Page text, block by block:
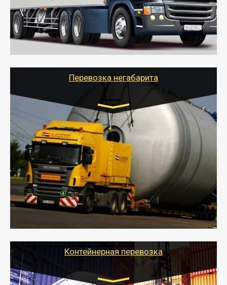
- Рефрижераторные перевозки грузов с
соблюдением температурного режима, работающим
термописцем, санитарной обработкой кузова и мед.
книжкой у водителя.
- Тайгер Логистик поможет быстро перевезти
скоропортящиеся продукты в любой город России с
Перевозка негабарита
Цена за км. Рассчитывается
индивидуально
- Перевозка техники и негабаритных грузов
осуществляется после получения разрешения на
перевозку (обычно 7-14 дней).
- Тайгер Логистик в короткие сроки поможет вам
качественно и безопасно перевезти негабаритные
грузы по всей России тралом, манипулятором и
другим транспортом и подобрать оптимальный
Контейнерная перевозка